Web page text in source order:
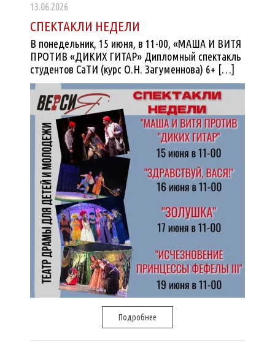
13.06.2026
СПЕКТАКЛИ НЕДЕЛИ
В понедельник, 15 июня, в 11-00, «МАША И ВИТЯ
ПРОТИВ «ДИКИХ ГИТАР» Дипломный спектакль
студентов СаТИ (курс О.Н. Загуменнова) 6+ […]
Подробнее